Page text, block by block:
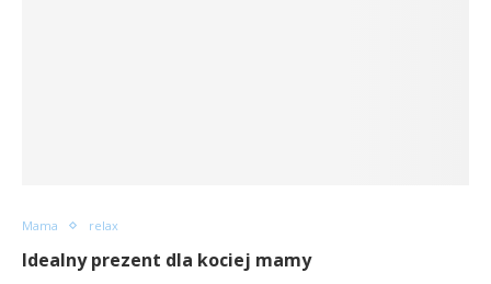
Mama relax
Idealny prezent dla kociej mamy